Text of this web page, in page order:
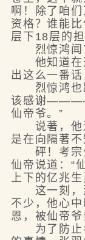
啊！除了咱
资格？谁能
层下18层的
烈惊鸿闻言
他知道在
出这么一番话
烈惊鸿也跟
该感谢————
仙帝爷。”
说著，他
是在向隔著
砰！考宗分
仙帝说道：“
上下的亿兆
这一刻，
不少，他心
恩，被仙帝
为了防止